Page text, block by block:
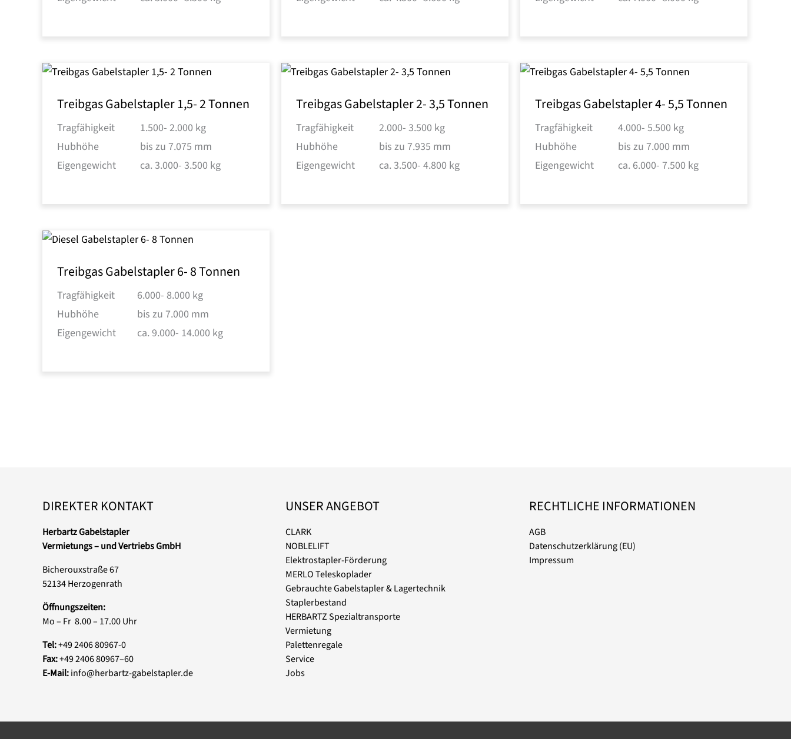
Treibgas Gabelstapler 1,5- 2 Tonnen
Tragfähigkeit
1.500- 2.000 kg
Hubhöhe
bis zu 7.075 mm
Eigengewicht
ca. 3.000- 3.500 kg
Treibgas Gabelstapler 2- 3,5 Tonnen
Tragfähigkeit
2.000- 3.500 kg
Hubhöhe
bis zu 7.935 mm
Eigengewicht
ca. 3.500- 4.800 kg
Treibgas Gabelstapler 4- 5,5 Tonnen
Tragfähigkeit
4.000- 5.500 kg
Hubhöhe
bis zu 7.000 mm
Eigengewicht
ca. 6.000- 7.500 kg
Treibgas Gabelstapler 6- 8 Tonnen
Tragfähigkeit
6.000- 8.000 kg
Hubhöhe
bis zu 7.000 mm
Eigengewicht
ca. 9.000- 14.000 kg
DIREKTER KONTAKT
Herbartz Gabelstapler
Vermietungs – und Vertriebs GmbH
Bicherouxstraße 67
52134 Herzogenrath
Öffnungszeiten:
Mo – Fr 8.00 – 17.00 Uhr
Tel:+49 2406 80967-0
Fax:+49 2406 80967–60
E-Mail:info@herbartz-gabelstapler.de
UNSER ANGEBOT
CLARK
NOBLELIFT
Elektrostapler-Förderung
MERLO Teleskoplader
Gebrauchte Gabelstapler & Lagertechnik
Staplerbestand
HERBARTZ Spezialtransporte
Vermietung
Palettenregale
Service
Jobs
RECHTLICHE INFORMATIONEN
AGB
Datenschutzerklärung (EU)
Impressum